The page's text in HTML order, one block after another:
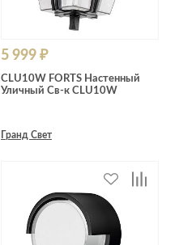
5 999 ₽
CLU10W FORTS Настенный
Уличный Св-к CLU10W
Гранд Свет